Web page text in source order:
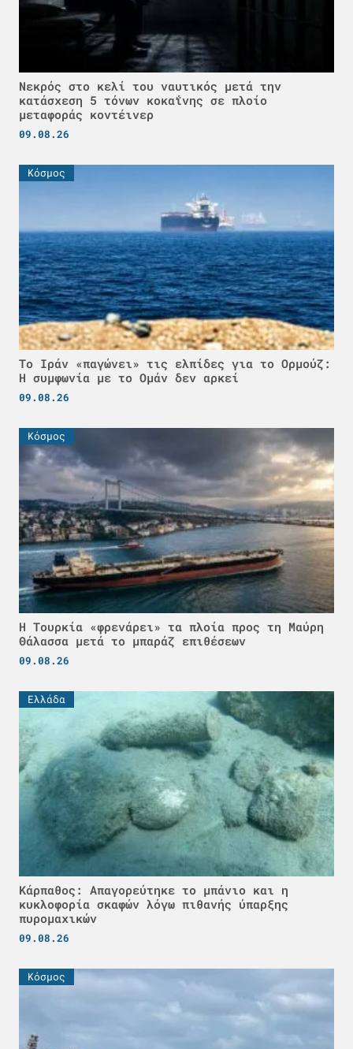
Νεκρός στο κελί του ναυτικός μετά την
κατάσχεση 5 τόνων κοκαΐνης σε πλοίο
μεταφοράς κοντέινερ
09.08.26
Κόσμος
Το Ιράν «παγώνει» τις ελπίδες για το Ορμούζ:
Η συμφωνία με το Ομάν δεν αρκεί
09.08.26
Κόσμος
Η Τουρκία «φρενάρει» τα πλοία προς τη Μαύρη
Θάλασσα μετά το μπαράζ επιθέσεων
09.08.26
Ελλάδα
Κάρπαθος: Απαγορεύτηκε το μπάνιο και η
κυκλοφορία σκαφών λόγω πιθανής ύπαρξης
πυρομαχικών
09.08.26
Κόσμος